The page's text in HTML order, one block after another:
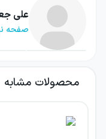
هدفمند
ماجرای بیست
نهایی کاملا
بررسی
علی
صفحه
محصولات مشابه